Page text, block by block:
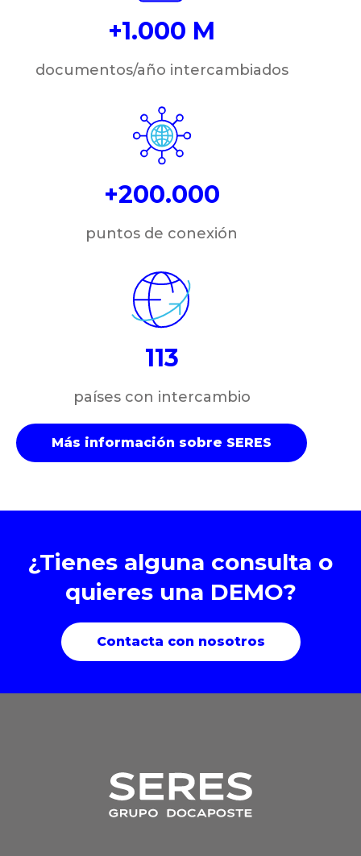
+1.000 M
documentos/año intercambiados
+200.000
puntos de conexión
113
países con intercambio
Más información sobre SERES
¿Tienes alguna consulta o
quieres una DEMO?
Contacta con nosotros